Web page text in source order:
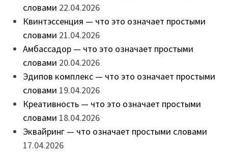
словами 22.04.2026
Квинтэссенция — что это означает простыми
словами 21.04.2026
Амбассадор — что это означает простыми
словами 20.04.2026
Эдипов комплекс — что это означает простыми
словами 19.04.2026
Креативность — что это означает простыми
словами 18.04.2026
Эквайринг — что означает простыми словами
17.04.2026